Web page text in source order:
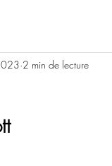
2 min de lecture